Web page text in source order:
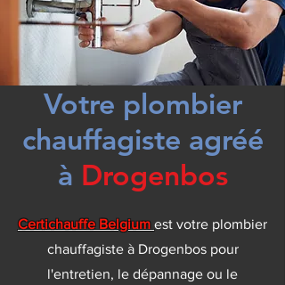
Votre plombier
chauffagiste agréé
à Drogenbos
Certichauffe Belgium est votre plombier
chauffagiste à Drogenbos pour
l'entretien, le dépannage ou le